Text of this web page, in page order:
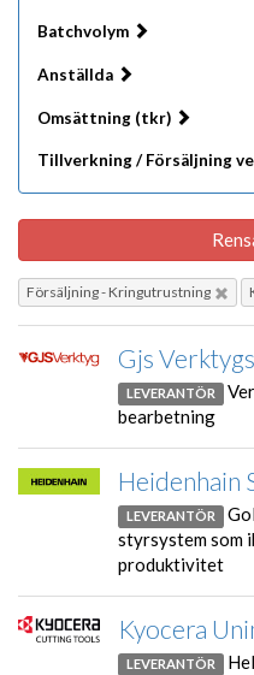
Batchvolym
Anställda
Omsättning (tkr)
Tillverkning / Försäljning
Försäljning - Kringutrustning
Gjs Verktygs
LEVERANTÖR
bearbetning
Heidenhain
LEVERANTÖR
styrsystem som
produktivitet
Kyocera
LEVERANTÖR